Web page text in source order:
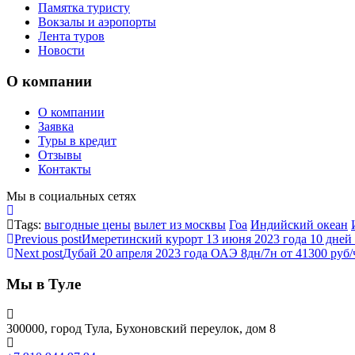
Памятка туристу
Вокзалы и аэропорты
Лента туров
Новости
О компании
О компании
Заявка
Туры в кредит
Отзывы
Контакты
Мы в социальных сетях
Tags: выгодные цены вылет из москвы Гоа Индийский океан
Previous postИмеретинский курорт 13 июня 2023 года 10 дней
Next postДубай 20 апреля 2023 года ОАЭ 8дн/7н от 41300 руб/
Мы в Туле
300000, город Тула, Бухоновский переулок, дом 8